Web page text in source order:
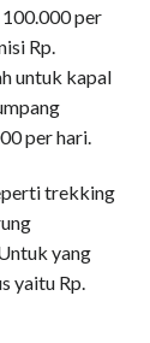
per
Rp.
untuk kapal
per hari.
trekking
yang
yaitu Rp.